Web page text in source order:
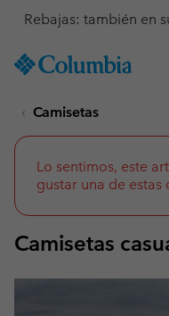
TO
SKIP
NAV
SKIP
TO
SEARCH
Consigue un
Camisetas
Lo sentimos, este
gustar una de estas
Camisetas